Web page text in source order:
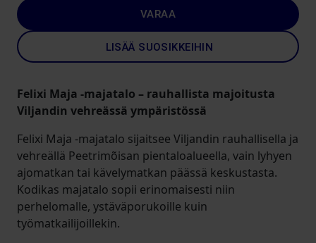
VARAA
LISÄÄ SUOSIKKEIHIN
Felixi Maja -majatalo – rauhallista majoitusta
Viljandin vehreässä ympäristössä
Felixi Maja -majatalo sijaitsee Viljandin rauhallisella ja
vehreällä Peetrimõisan pientaloalueella, vain lyhyen
ajomatkan tai kävelymatkan päässä keskustasta.
Kodikas majatalo sopii erinomaisesti niin
perhelomalle, ystäväporukoille kuin
työmatkailijoillekin.